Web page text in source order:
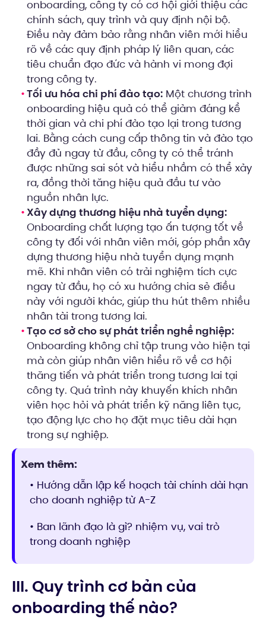
onboarding, công ty có cơ hội giới thiệu các
chính sách, quy trình và quy định nội bộ.
Điều này đảm bảo rằng nhân viên mới hiểu
rõ về các quy định pháp lý liên quan, các
tiêu chuẩn đạo đức và hành vi mong đợi
trong công ty.
Tối ưu hóa chi phí đào tạo: Một chương trình
onboarding hiệu quả có thể giảm đáng kể
thời gian và chi phí đào tạo lại trong tương
lai. Bằng cách cung cấp thông tin và đào tạo
đầy đủ ngay từ đầu, công ty có thể tránh
được những sai sót và hiểu nhầm có thể xảy
ra, đồng thời tăng hiệu quả đầu tư vào
nguồn nhân lực.
Xây dựng thương hiệu nhà tuyển dụng:
Onboarding chất lượng tạo ấn tượng tốt về
công ty đối với nhân viên mới, góp phần xây
dựng thương hiệu nhà tuyển dụng mạnh
mẽ. Khi nhân viên có trải nghiệm tích cực
ngay từ đầu, họ có xu hướng chia sẻ điều
này với người khác, giúp thu hút thêm nhiều
nhân tài trong tương lai.
Tạo cơ sở cho sự phát triển nghề nghiệp:
Onboarding không chỉ tập trung vào hiện tại
mà còn giúp nhân viên hiểu rõ về cơ hội
thăng tiến và phát triển trong tương lai tại
công ty. Quá trình này khuyến khích nhân
viên học hỏi và phát triển kỹ năng liên tục,
tạo động lực cho họ đặt mục tiêu dài hạn
trong sự nghiệp.
Xem thêm:
• Hướng dẫn lập kế hoạch tài chính dài hạn
cho doanh nghiệp từ A-Z
• Ban lãnh đạo là gì? nhiệm vụ, vai trò
trong doanh nghiệp
III. Quy trình cơ bản của
onboarding thế nào?